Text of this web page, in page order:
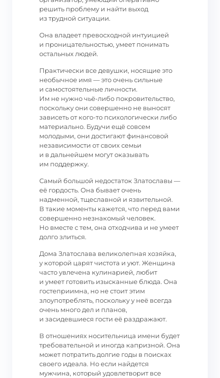
решить проблему и найти выход
из трудной ситуации.
Она владеет превосходной интуицией
и проницательностью, умеет понимать
остальных людей.
Практически все девушки, носящие это
необычное имя — это очень сильные
и самостоятельные личности.
Им не нужно чьё-либо покровительство,
поскольку они совершенно не выносят
зависеть от кого-то психологически либо
материально. Будучи ещё совсем
молодыми, они достигают финансовой
независимости от своих семьи
и в дальнейшем могут оказывать
им поддержку.
Самый большой недостаток Златославы —
её гордость. Она бывает очень
надменной, тщеславной и язвительной.
В такие моменты кажется, что перед вами
совершенно незнакомый человек.
Но вместе с тем, она отходчива и не умеет
долго злиться.
Дома Златослава великолепная хозяйка,
у которой царят чистота и уют. Женщина
часто увлечена кулинарией, любит
и умеет готовить изысканные блюда. Она
гостеприимна, но не стоит этим
злоупотреблять, поскольку у неё всегда
очень много дел и планов,
и засидевшиеся гости её раздражают.
В отношениях носительница имени будет
требовательной и иногда капризной. Она
может потратить долгие годы в поисках
своего идеала. Но если найдется
мужчина, который удовлетворит все